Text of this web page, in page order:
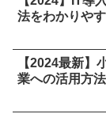
法をわかりや
【2024最新】
業への活用方